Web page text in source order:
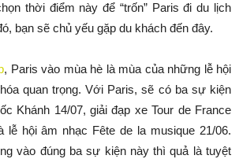
thời điểm này để “trốn” Paris đi du lịch
bạn sẽ chủ yếu gặp du khách đến đây.
, Paris vào mùa hè là mùa của những lễ hội
quan trọng. Với Paris, sẽ có ba sự kiện
Khánh 14/07, giải đạp xe Tour de France
lễ hội âm nhạc Fête de la musique 21/06.
vào đúng ba sự kiện này thì quả là tuyệt